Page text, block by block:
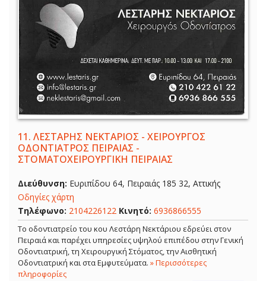
11. ΛΕΣΤΑΡΗΣ ΝΕΚΤΑΡΙΟΣ - ΧΕΙΡΟΥΡΓΟΣ
ΟΔΟΝΤΙΑΤΡΟΣ ΠΕΙΡΑΙΑΣ -
ΣΤΟΜΑΤΟΧΕΙΡΟΥΡΓΙΚΗ ΠΕΙΡΑΙΑΣ
Διεύθυνση: Ευριπίδου 64, Πειραιάς 185 32, Αττικής
Οδηγίες χάρτη
Τηλέφωνο: 2104226122 Κινητό: 6936866555
Το οδοντιατρείο του κου Λεστάρη Νεκτάριου εδρεύει στον
Πειραιά και παρέχει υπηρεσίες υψηλού επιπέδου στην Γενική
Οδοντιατρική, τη Χειρουργική Στόματος, την Αισθητική
Οδοντιατρική και στα Εμφυτεύματα. » Περισσότερες
πληροφορίες